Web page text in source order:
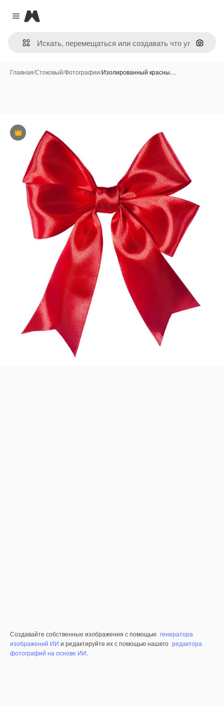
Close menu
Magnific
Поиск
Главная/Стоковый/Фотографии/Изолированный красны…
Премиум
Создавайте собственные изображения с помощью генератора
изображений ИИ и редактируйте их с помощью нашего редактора
фотографий на основе ИИ.